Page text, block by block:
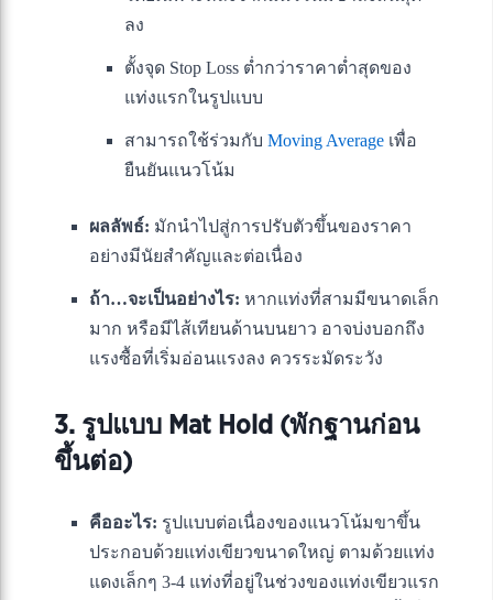
ลง
ตั้งจุด Stop Loss ต่ำกว่าราคาต่ำสุดของ
แท่งแรกในรูปแบบ
สามารถใช้ร่วมกับ Moving Average เพื่อ
ยืนยันแนวโน้ม
ผลลัพธ์: มักนำไปสู่การปรับตัวขึ้นของราคา
อย่างมีนัยสำคัญและต่อเนื่อง
ถ้า…จะเป็นอย่างไร: หากแท่งที่สามมีขนาดเล็ก
มาก หรือมีไส้เทียนด้านบนยาว อาจบ่งบอกถึง
แรงซื้อที่เริ่มอ่อนแรงลง ควรระมัดระวัง
3. รูปแบบ Mat Hold (พักฐานก่อน
ขึ้นต่อ)
คืออะไร: รูปแบบต่อเนื่องของแนวโน้มขาขึ้น
ประกอบด้วยแท่งเขียวขนาดใหญ่ ตามด้วยแท่ง
แดงเล็กๆ 3-4 แท่งที่อยู่ในช่วงของแท่งเขียวแรก